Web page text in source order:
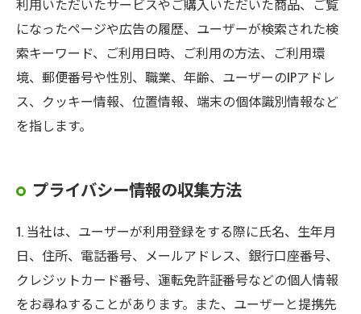
利用いただいたサービスやご購入いただいた商品、ご覧
になったページや広告の履歴、ユーザーが検索された検
索キーワード、ご利用日時、ご利用の方法、ご利用環
境、郵便番号や性別、職業、年齢、ユーザーのIPアドレ
ス、クッキー情報、位置情報、端末の個体識別情報など
を指します。
プライバシー情報の収集方法
1. 当社は、ユーザーが利用登録をする際に氏名、生年月
日、住所、電話番号、メールアドレス、銀行口座番号、
クレジットカード番号、運転免許証番号などの個人情報
をお尋ねすることがあります。また、ユーザーと提携先